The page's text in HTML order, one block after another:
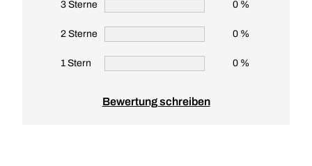
3 Sterne 0 %
2 Sterne 0 %
1 Stern 0 %
Bewertung schreiben